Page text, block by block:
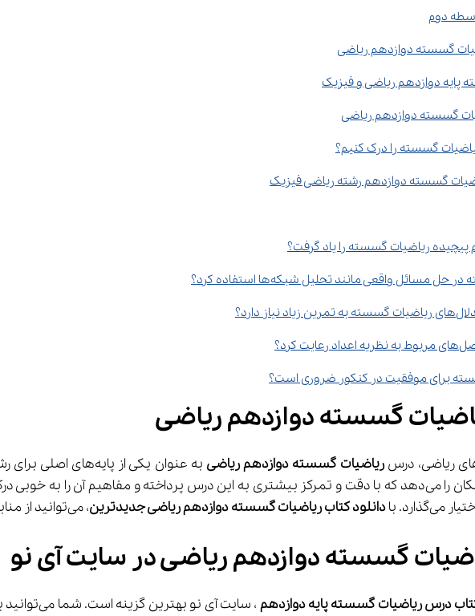
دوم
گسسته دوازدهم ریاضی
پایه دوازدهم ریاضی و فیزیک
گسسته دوازدهم ریاضی
گسسته را درک کنیم؟
گسسته دوازدهم رشته ریاضی فیزیک
دارد؟
کرد؟
برای موفقیت در کنکور ضروری است؟
گسسته دوازدهم ریاضی
ریاضیات گسسته دوازدهم ریاضی به عنوان یکی از پایه‌های اصلی برای رشته‌های ریاضی و فیزیک شناخته می‌شود.
به شما این امکان را می‌دهد که با دقت و تمرکز بیشتری به این درس پرداخته و مفاهیم آن را
با
دانلود کتاب ریاضیات گسسته دوازدهم ریاضی جدیدترین، می‌توانید از منابع به‌روز و مفهومی بهره‌مند شوید.
گسسته دوازدهم ریاضی در سایت آی نو
درس ریاضیات گسسته پایه دوازدهم ، سایت آی نو بهترین گزینه است. شما می‌توانید به راحتی لینک